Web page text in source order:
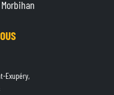
Exupéry,